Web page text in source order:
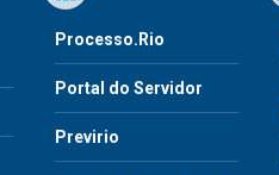
Processo.Rio
Portal do Servidor
Previrio